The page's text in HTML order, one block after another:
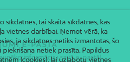
E-PASTĀ
informāciju savā e-pastā!
sīkdatnes, tai skaitā sīkdatnes, kas
vietnes darbībai. Ņemot vērā, ka
ja sīkdatnes netiks izmantotas, šo
piekrišana netiek prasīta. Papildus
(cookies), lai uzlabotu vietnes